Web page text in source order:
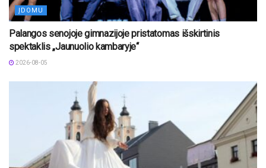
ĮDOMU
Palangos senojoje gimnazijoje pristatomas išskirtinis
spektaklis „Jaunuolio kambaryje“
2026-08-05